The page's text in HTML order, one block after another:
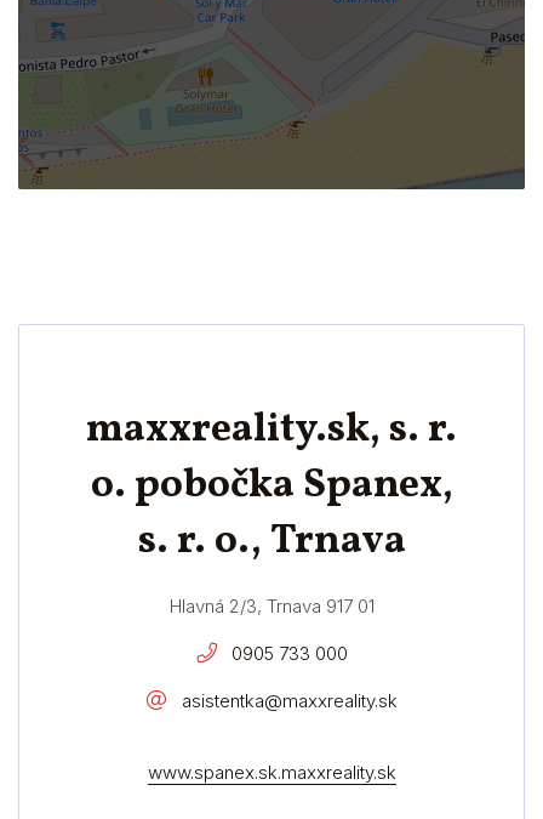
maxxreality.sk, s. r.
o. pobočka Spanex,
s. r. o., Trnava
Hlavná 2/3, Trnava 917 01
0905 733 000
asistentka@maxxreality.sk
www.spanex.sk.maxxreality.sk